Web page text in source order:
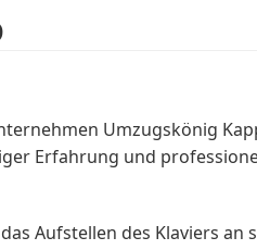
Umzugskönig
Erfahrung und
Aufstellen des Klaviers an